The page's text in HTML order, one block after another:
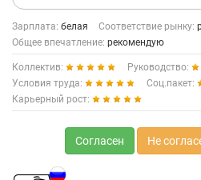
Зарплата: белая Соответствие рынку:
Общее впечатление: рекомендую
Коллектив:
Руководство:
Условия труда:
Соц.пакет:
Карьерный рост:
Согласен Не